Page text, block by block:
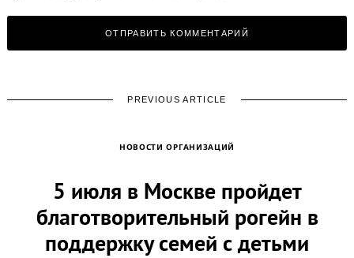
PREVIOUS ARTICLE
НОВОСТИ ОРГАНИЗАЦИЙ
5 июля в Москве пройдет
благотворительный рогейн в
поддержку семей с детьми